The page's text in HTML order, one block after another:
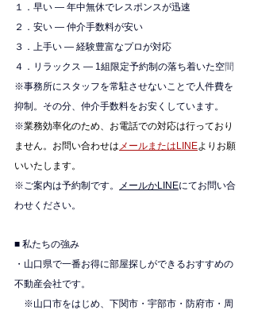
１．早い — 年中無休でレスポンスが迅速
２．安い — 仲介手数料が安い
３．上手い — 経験豊富なプロが対応
４．リラックス — 1組限定予約制の落ち着いた空間
※事務所にスタッフを常駐させないことで人件費を
抑制。その分、仲介手数料をお安くしています。
※業務効率化のため、お電話での対応は行っており
ません。お問い合わせは メールまたはLINEよりお願
いいたします。
※ご案内は予約制です。
メールかLINEにてお問い合
わせください。
■ 私たちの強み
・山口県で一番お得に部屋探しができるおすすめの
不動産会社です。
※山口市をはじめ、下関市・宇部市・防府市・周